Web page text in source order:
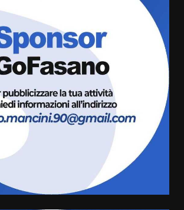
Serie D, l’Us Fasano non molla e
conferma di voler ricorrere per
8 Agosto 2026 19:55
La Banda Città di Fasano apre
ufficialmente la Festa di
Savelletri